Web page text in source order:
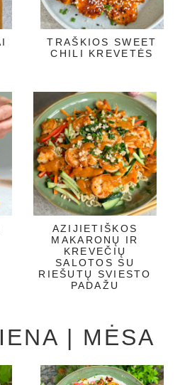
TRAŠKIOS SWEET
CHILI KREVETĖS
AZIJIETIŠKOS
MAKARONŲ IR
KREVEČIŲ
SALOTOS SU
RIEŠUTŲ SVIESTO
PADAŽU
| MĖSA